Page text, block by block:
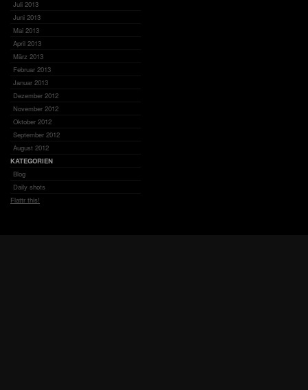
Juli 2013
Juni 2013
Mai 2013
April 2013
März 2013
Februar 2013
Januar 2013
Dezember 2012
November 2012
Oktober 2012
September 2012
August 2012
KATEGORIEN
Blog
Daily shots
Flattr this!